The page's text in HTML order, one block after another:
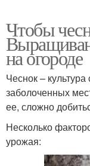
Чтобы
на огороде
Чеснок –
заболоченных
ее, сложно
Несколько
урожая: